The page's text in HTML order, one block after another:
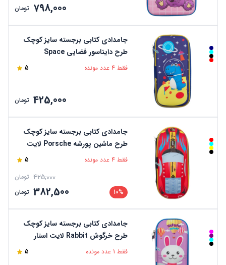
798,000 تومان
جامدادی کتابی برجسته سایز کوچک
طرح دایناسور فضایی Space
Dinosaur لایت استار
فقط 4 عدد مونده 5
425,000 تومان
جامدادی کتابی برجسته سایز کوچک
طرح ماشین پورشه Porsche لایت
استار
فقط 4 عدد مونده 5
425,000 تومان
10%
382,500 تومان
جامدادی کتابی برجسته سایز کوچک
طرح خرگوش Rabbit لایت استار
فقط 1 عدد مونده 5